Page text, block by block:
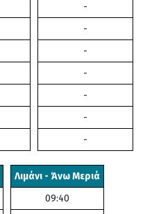
-
-
-
-
-
-
-
Λιμάνι - Άνω Μεριά
09:40